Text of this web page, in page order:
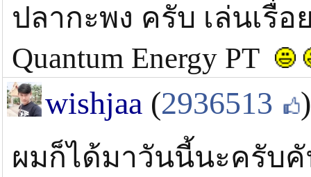
ปลากะพง ครับ เล่นเรื่
Quantum Energy PT
wishjaa (2936513 )
ผมก็ได้มาวันนี้นะครับ